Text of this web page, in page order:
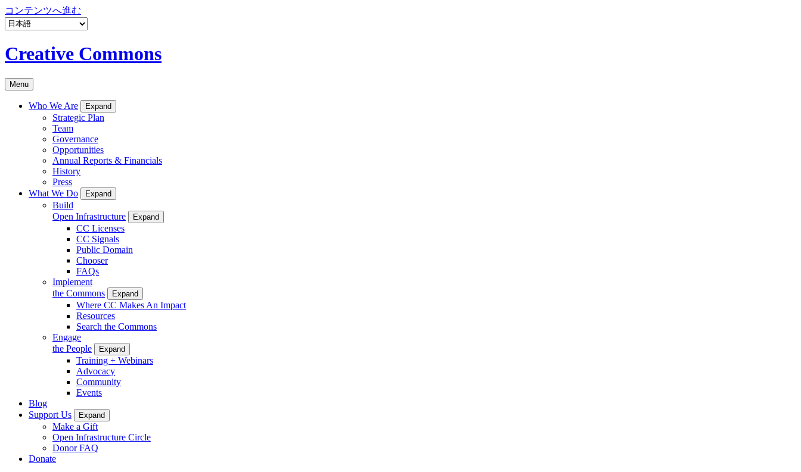
コンテンツへ進む
Creative Commons
Menu
Who We Are Expand
Strategic Plan
Team
Governance
Opportunities
Annual Reports & Financials
History
Press
What We Do
Expand
Build
Open Infrastructure
Expand
CC Licenses
CC Signals
Public Domain
Chooser
FAQs
Implement
the Commons
Expand
Where CC Makes An Impact
Resources
Search the Commons
Engage
the People
Expand
Training + Webinars
Advocacy
Community
Events
Blog
Support Us
Expand
Make a Gift
Open Infrastructure Circle
Donor FAQ
Donate